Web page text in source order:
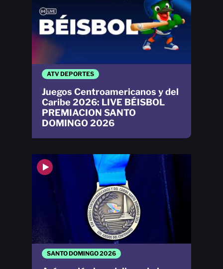
SANTO DOMINGO 2026
ATV DEPORTES
Juegos Centroamericanos y del
Caribe 2026: LIVE BÉISBOL
PREMIACION SANTO
DOMINGO 2026